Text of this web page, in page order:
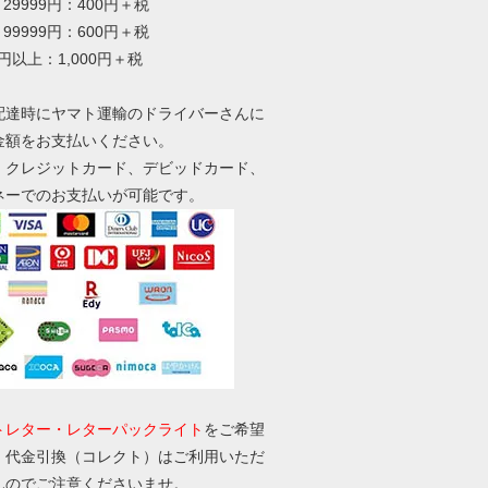
円：400円＋税
円：600円＋税
以上：1,000円＋税
時にヤマト運輸のドライバーさんに
をお支払いください。
レジットカード、デビッドカード、
でのお支払いが可能です。
レター・レターパックライト をご希望
代金引換（コレクト）はご利用いただ
のでご注意くださいませ。